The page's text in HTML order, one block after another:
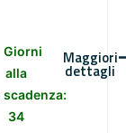
Giorni
alla
scadenza:
34
Maggiori
dettagli